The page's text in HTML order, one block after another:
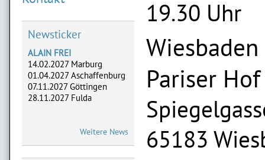
Newsticker
ALAIN FREI
14.02.2027 Marburg
01.04.2027 Aschaffenburg
07.11.2027 Göttingen
28.11.2027 Fulda
05.-07.05. Dreieich,
02.-04.06. Frankfurt,
28.-29.08. Marburg,
Weitere News
19.30 Uhr
Wiesbaden
Pariser Hof
65183